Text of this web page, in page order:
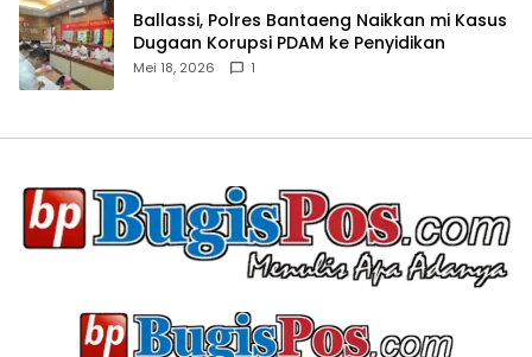
Ballassi, Polres Bantaeng Naikkan mi Kasus
Dugaan Korupsi PDAM ke Penyidikan
Mei 18, 2026 1